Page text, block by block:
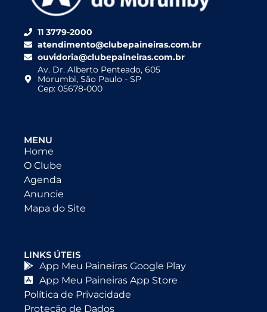
11 3779-2000
atendimento@clubepaineiras.com.br
ouvidoria@clubepaineiras.com.br
Av. Dr. Alberto Penteado, 605
Morumbi, São Paulo - SP
Cep: 05678-000
MENU
Home
O Clube
Agenda
Anuncie
Mapa do Site
LINKS ÚTEIS
App Meu Paineiras Google Play
App Meu Paineiras App Store
Política de Privacidade
Proteção de Dados